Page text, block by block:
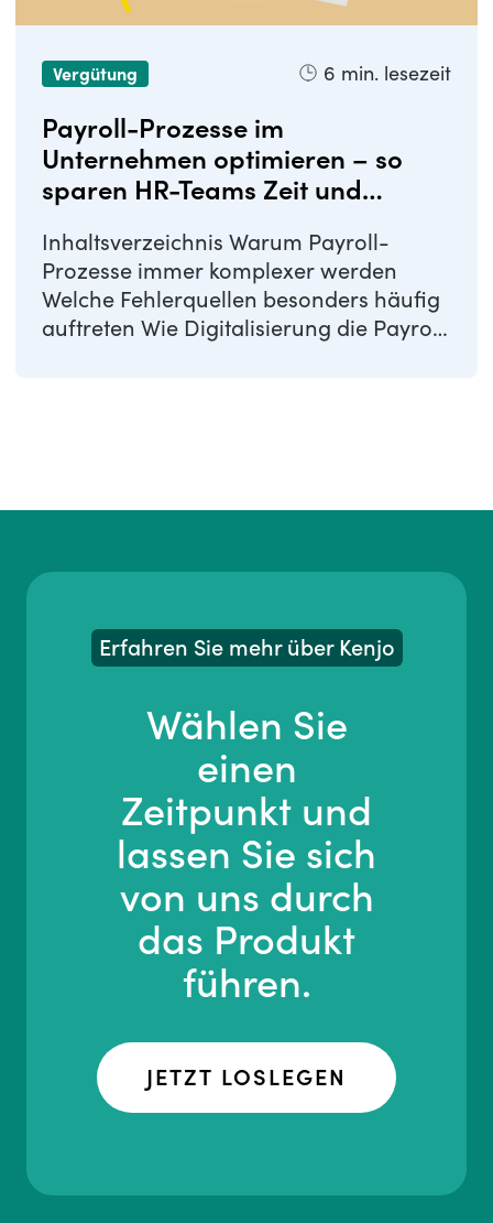
Vergütung 6 min. lesezeit
Payroll-Prozesse im
Unternehmen optimieren – so
sparen HR-Teams Zeit und
Inhaltsverzeichnis Warum Payroll-
Prozesse immer komplexer werden
Welche Fehlerquellen besonders häufig
auftreten Wie Digitalisierung die Payroll
Erfahren Sie mehr über Kenjo
Wählen Sie
einen
Zeitpunkt und
lassen Sie sich
von uns durch
das Produkt
führen.
JETZT LOSLEGEN